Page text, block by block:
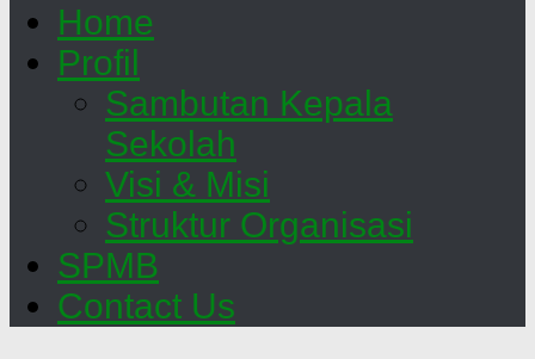
Home
Profil
Sambutan Kepala
Sekolah
Visi & Misi
Struktur Organisasi
SPMB
Contact Us